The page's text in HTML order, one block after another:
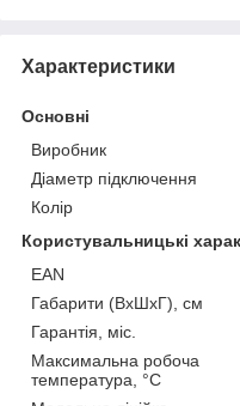
Характеристики
Основні
Виробник
Діаметр підключення
Колір
Користувальницькі
EAN
Габарити (ВхШхГ), см
Гарантія, міс.
Максимальна робоча
температура, °C